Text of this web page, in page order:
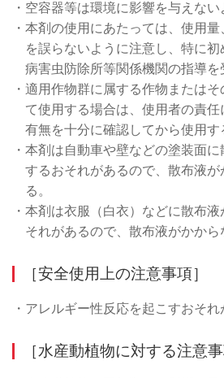
・空容器等は環境に影響を与えない
・本剤の使用にあたっては、使用
を誤らないように注意し、特に初
病害虫防除所等関係機関の指導を
・適用作物群に属する作物または
て使用する場合は、使用者の責
有無を十分に確認してから使用す
・本剤は自動車や壁などの塗装面
するおそれがあるので、散布液
る。
・本剤は衣服（白衣）などに散布
それがあるので、散布液がかから
［安全使用上の注意事項］
・アレルギー性反応を起こすおそれ
［水産動植物に対する注意事